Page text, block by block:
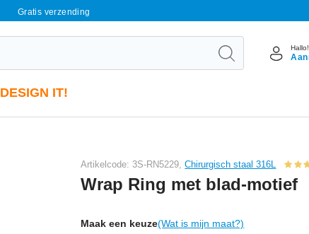
Gratis verzending
Hallo!
DESIGN IT!
Artikelcode: 3S-RN5229,Chirurgisch staal 316L
Wrap Ring met blad-motief
Maak een keuze(Wat is mijn maat?)